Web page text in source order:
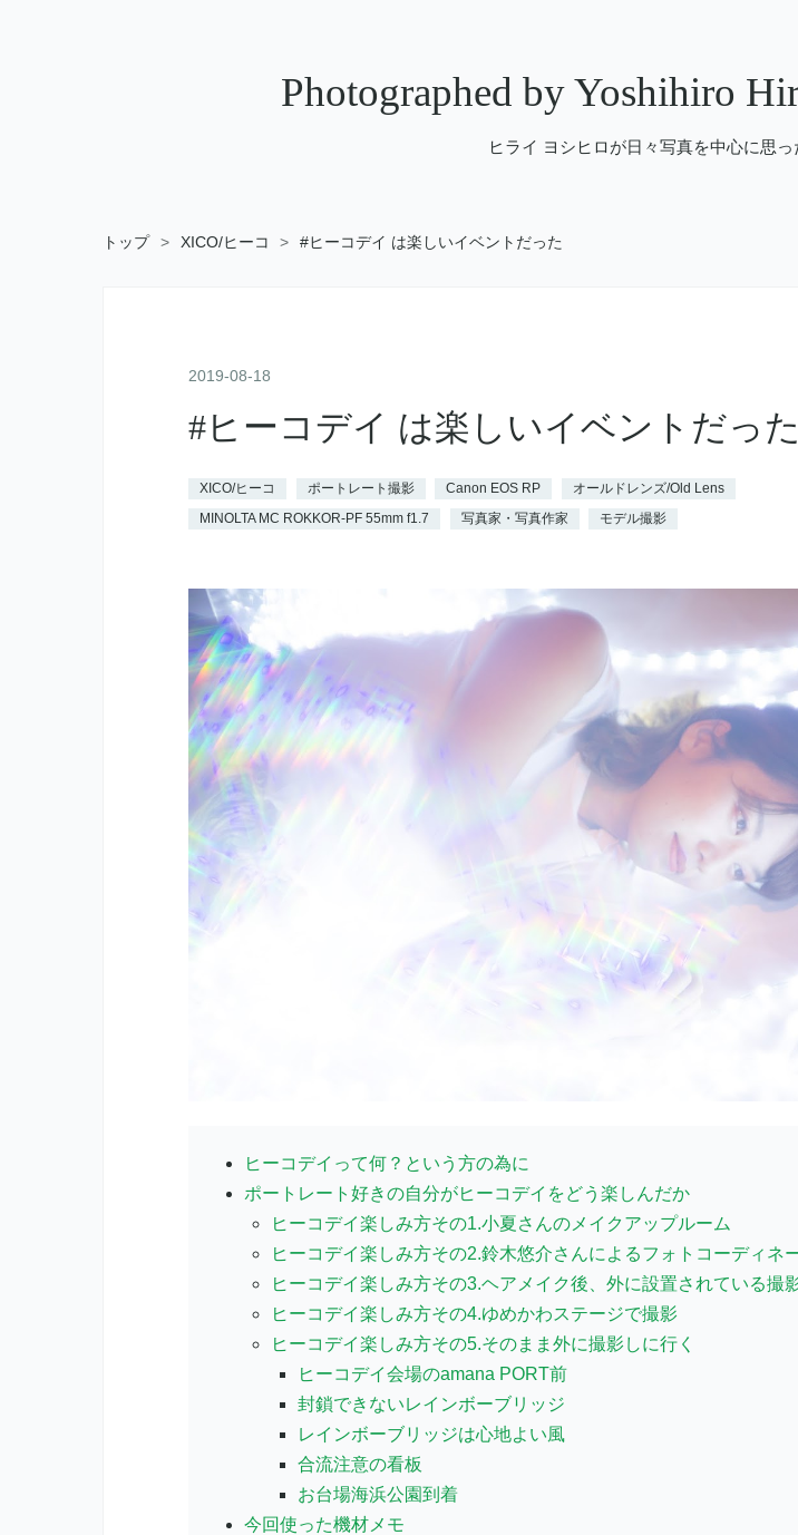
Photographed by Yoshihiro
ヒライ ヨシヒロが日々写真を中心に思っ
トップ > XICO/ヒーコ > #ヒーコデイ は楽しいイベントだった
2019-08-18
#ヒーコデイ は楽しいイベントだった
XICO/ヒーコ ポートレート撮影 Canon EOS RP
オールドレンズ/Old Lens
MINOLTA MC ROKKOR-PF 55mm f1.7
写真家・写真作家 モデル撮影
ヒーコデイって何？という方の為に
ポートレート好きの自分がヒーコデイをどう楽しんだか
ヒーコデイ楽しみ方その1.小夏さんのメイクアップルーム
ヒーコデイ楽しみ方その2.鈴木悠介さんによるフォトコーディネ
ヒーコデイ楽しみ方その3.ヘアメイク後、外に設置されている撮
ヒーコデイ楽しみ方その4.ゆめかわステージで撮影
ヒーコデイ楽しみ方その5.そのまま外に撮影しに行く
ヒーコデイ会場のamana PORT前
封鎖できないレインボーブリッジ
レインボーブリッジは心地よい風
合流注意の看板
お台場海浜公園到着
今回使った機材メモ